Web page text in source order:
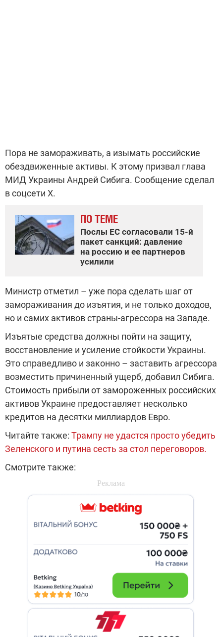
Пора не замораживать, а изымать российские
обездвиженные активы. К этому призвал глава
МИД Украины Андрей Сибига. Сообщение сделал
в соцсети Х.
ПО ТЕМЕ
Послы ЕС согласовали 15-й
пакет санкций: давление
на россию и ее партнеров
усилили
Министр отметил – уже пора сделать шаг от
замораживания до изъятия, и не только доходов,
но и самих активов страны-агрессора на Западе.
Изъятые средства должны пойти на защиту,
восстановление и усиление стойкости Украины.
Это справедливо и законно – заставить агрессора
возместить причиненный ущерб, добавил Сибига.
Стоимость прибыли от замороженных российских
активов Украине предоставляет несколько
кредитов на десятки миллиардов Евро.
Читайте также: Трампу не удастся просто убедить
Зеленского и путина сесть за стол переговоров.
Смотрите также: